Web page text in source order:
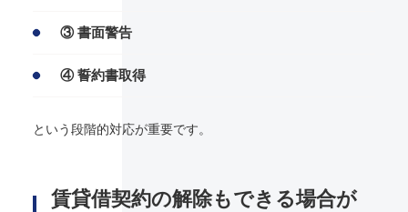
③ 書面警告
④ 誓約書取得
という段階的対応が重要です。
賃貸借契約の解除もできる場合が